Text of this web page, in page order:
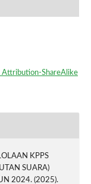
Attribution-ShareAlike
KPPS
SUARA)
2024. (2025).